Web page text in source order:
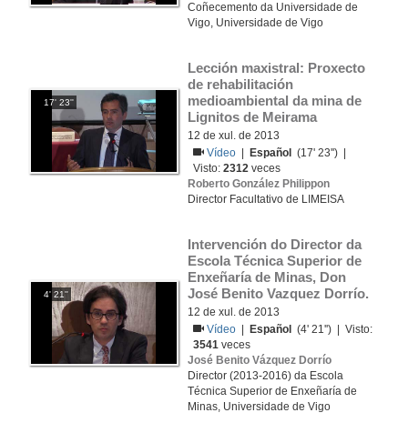
Coñecemento da Universidade de
Vigo, Universidade de Vigo
17' 23''
Lección maxistral: Proxecto
de rehabilitación
medioambiental da mina de
Lignitos de Meirama
12 de xul. de 2013
Vídeo
Español
(17' 23'') |
Visto:2312 veces
Roberto González Philippon
Director Facultativo de LIMEISA
4' 21''
Intervención do Director da
Escola Técnica Superior de
Enxeñaría de Minas, Don
José Benito Vazquez Dorrío.
12 de xul. de 2013
Vídeo
Español
(4' 21'') | Visto:
3541 veces
José Benito Vázquez Dorrío
Director (2013-2016) da Escola
Técnica Superior de Enxeñaría de
Minas, Universidade de Vigo